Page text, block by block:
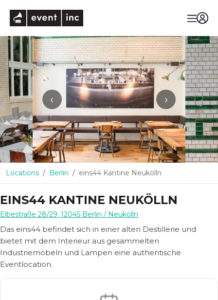
‹ ›
Locations Berlin eins44 Kantine Neukölln
EINS44 KANTINE NEUKÖLLN
Elbestraße 28/29, 12045 Berlin / Neukölln
Das eins44 befindet sich in einer alten Destillerie und
bietet mit dem Interieur aus gesammelten
Industriemöbeln und Lampen eine authentische
Eventlocation.